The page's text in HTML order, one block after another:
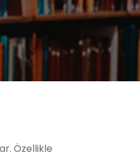
Özellikle